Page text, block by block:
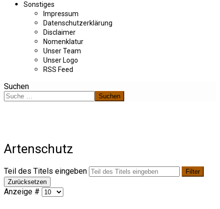
Sonstiges
Impressum
Datenschutzerklärung
Disclaimer
Nomenklatur
Unser Team
Unser Logo
RSS Feed
Suchen
Suchen
Artenschutz
Teil des Titels eingeben
Filter
Zurücksetzen
Anzeige #